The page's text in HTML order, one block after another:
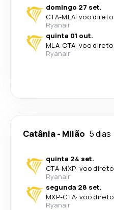
domingo 27 set.
CTA-MLA· voo direto
Ryanair
quinta 01 out.
MLA-CTA· voo direto
Ryanair
Catânia- Milão 5 dias
quinta 24 set.
CTA-MXP· voo direto
Ryanair
segunda 28 set.
MXP-CTA· voo direto
Ryanair